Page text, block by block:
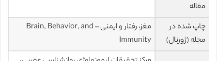
مقاله
چاپ شده در
مجله (ژورنال)
مغز، رفتار و ایمنی – Brain, Behavior, and
Immunity